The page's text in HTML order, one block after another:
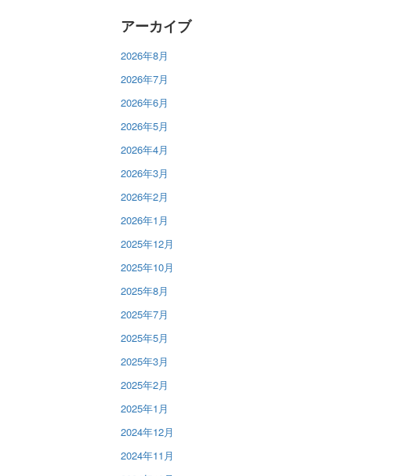
アーカイブ
2026年8月
2026年7月
2026年6月
2026年5月
2026年4月
2026年3月
2026年2月
2026年1月
2025年12月
2025年10月
2025年8月
2025年7月
2025年5月
2025年3月
2025年2月
2025年1月
2024年12月
2024年11月